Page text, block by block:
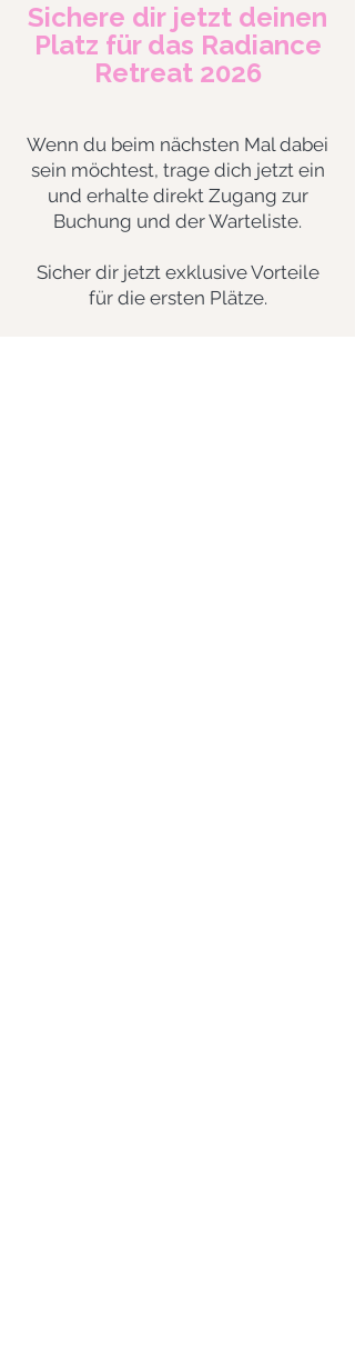
Sichere dir jetzt deinen
Platz für das Radiance
Retreat 2026
Wenn du beim nächsten Mal dabei
sein möchtest, trage dich jetzt ein
und erhalte direkt Zugang zur
Buchung und der Warteliste.
Sicher dir jetzt exklusive Vorteile
für die ersten Plätze.